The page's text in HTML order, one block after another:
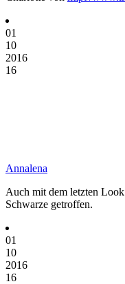
01
10
2016
16
Annalena
Auch mit dem letzten
Schwarze getroffen.
01
10
2016
16